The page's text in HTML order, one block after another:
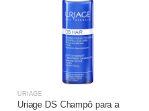
URIAGE
Uriage DS Champô para a